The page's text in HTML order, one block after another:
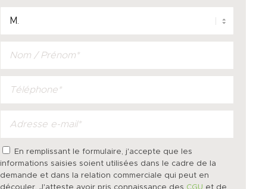
En remplissant le formulaire, j'accepte que les
informations saisies soient utilisées dans le cadre de la
demande et dans la relation commerciale qui peut en